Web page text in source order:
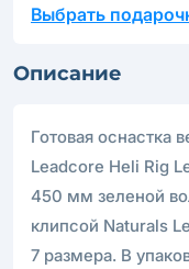
Выбрать
Описание
Готовая оснастка
Leadcore Heli Rig
450 мм зеленой
клипсой Naturals
7 размера. В